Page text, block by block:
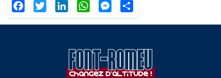
FacebookTwitter LinkedIn WhatsAppMessenger